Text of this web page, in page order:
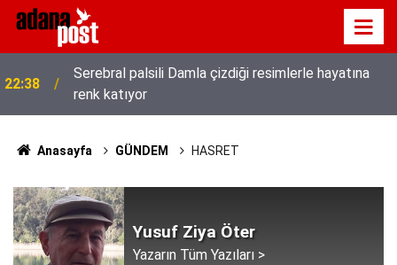
22:38
Serebral palsili Damla çizdiği resimlerle hayatına
renk katıyor
Anasayfa GÜNDEM HASRET
Yusuf Ziya Öter
Yazarın Tüm Yazıları >